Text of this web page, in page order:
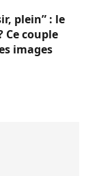
plein” : le
Ce couple
images